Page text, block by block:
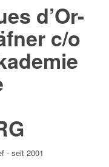
d’Or-
c/o
- seit 2001